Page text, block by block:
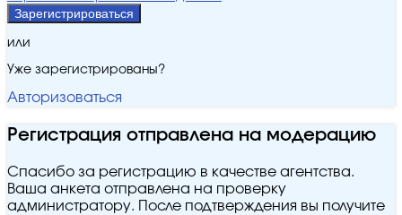
Зарегистрироваться
или
Уже зарегистрированы?
Авторизоваться
Регистрация отправлена на модерацию
Спасибо за регистрацию в качестве агентства.
Ваша анкета отправлена на проверку
администратору. После подтверждения вы получите